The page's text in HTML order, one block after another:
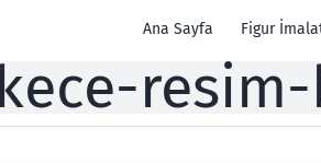
Ana Sayfa Figur
kece-